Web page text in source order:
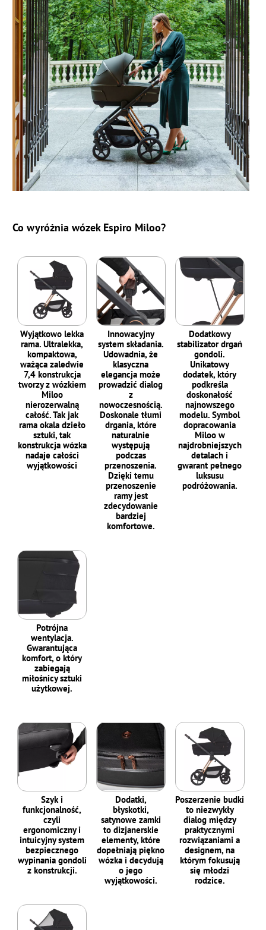
Co wyróżnia wózek Espiro Miloo?
Wyjątkowo lekka
rama. Ultralekka,
kompaktowa,
ważąca zaledwie
7,4 konstrukcja
tworzy z wózkiem
Miloo
nierozerwalną
całość. Tak jak
rama okala dzieło
sztuki, tak
konstrukcja wózka
nadaje całości
wyjątkowości
Innowacyjny
system składania.
Udowadnia, że
klasyczna
elegancja może
prowadzić dialog
z
nowoczesnością.
Doskonale tłumi
drgania, które
naturalnie
występują
podczas
przenoszenia.
Dzięki temu
przenoszenie
ramy jest
zdecydowanie
bardziej
komfortowe.
Dodatkowy
stabilizator drgań
gondoli.
Unikatowy
dodatek, który
podkreśla
doskonałość
najnowszego
modelu. Symbol
dopracowania
Miloo w
najdrobniejszych
detalach i
gwarant pełnego
luksusu
podróżowania.
Potrójna
wentylacja.
Gwarantująca
komfort, o który
zabiegają
miłośnicy sztuki
użytkowej.
Szyk i
funkcjonalność,
czyli
ergonomiczny i
intuicyjny system
bezpiecznego
wypinania gondoli
z konstrukcji.
Dodatki,
błyskotki,
satynowe zamki
to dizjanerskie
elementy, które
dopełniają piękno
wózka i decydują
o jego
wyjątkowości.
Poszerzenie budki
to niezwykły
dialog między
praktycznymi
rozwiązaniami a
designem, na
którym fokusują
się młodzi
rodzice.